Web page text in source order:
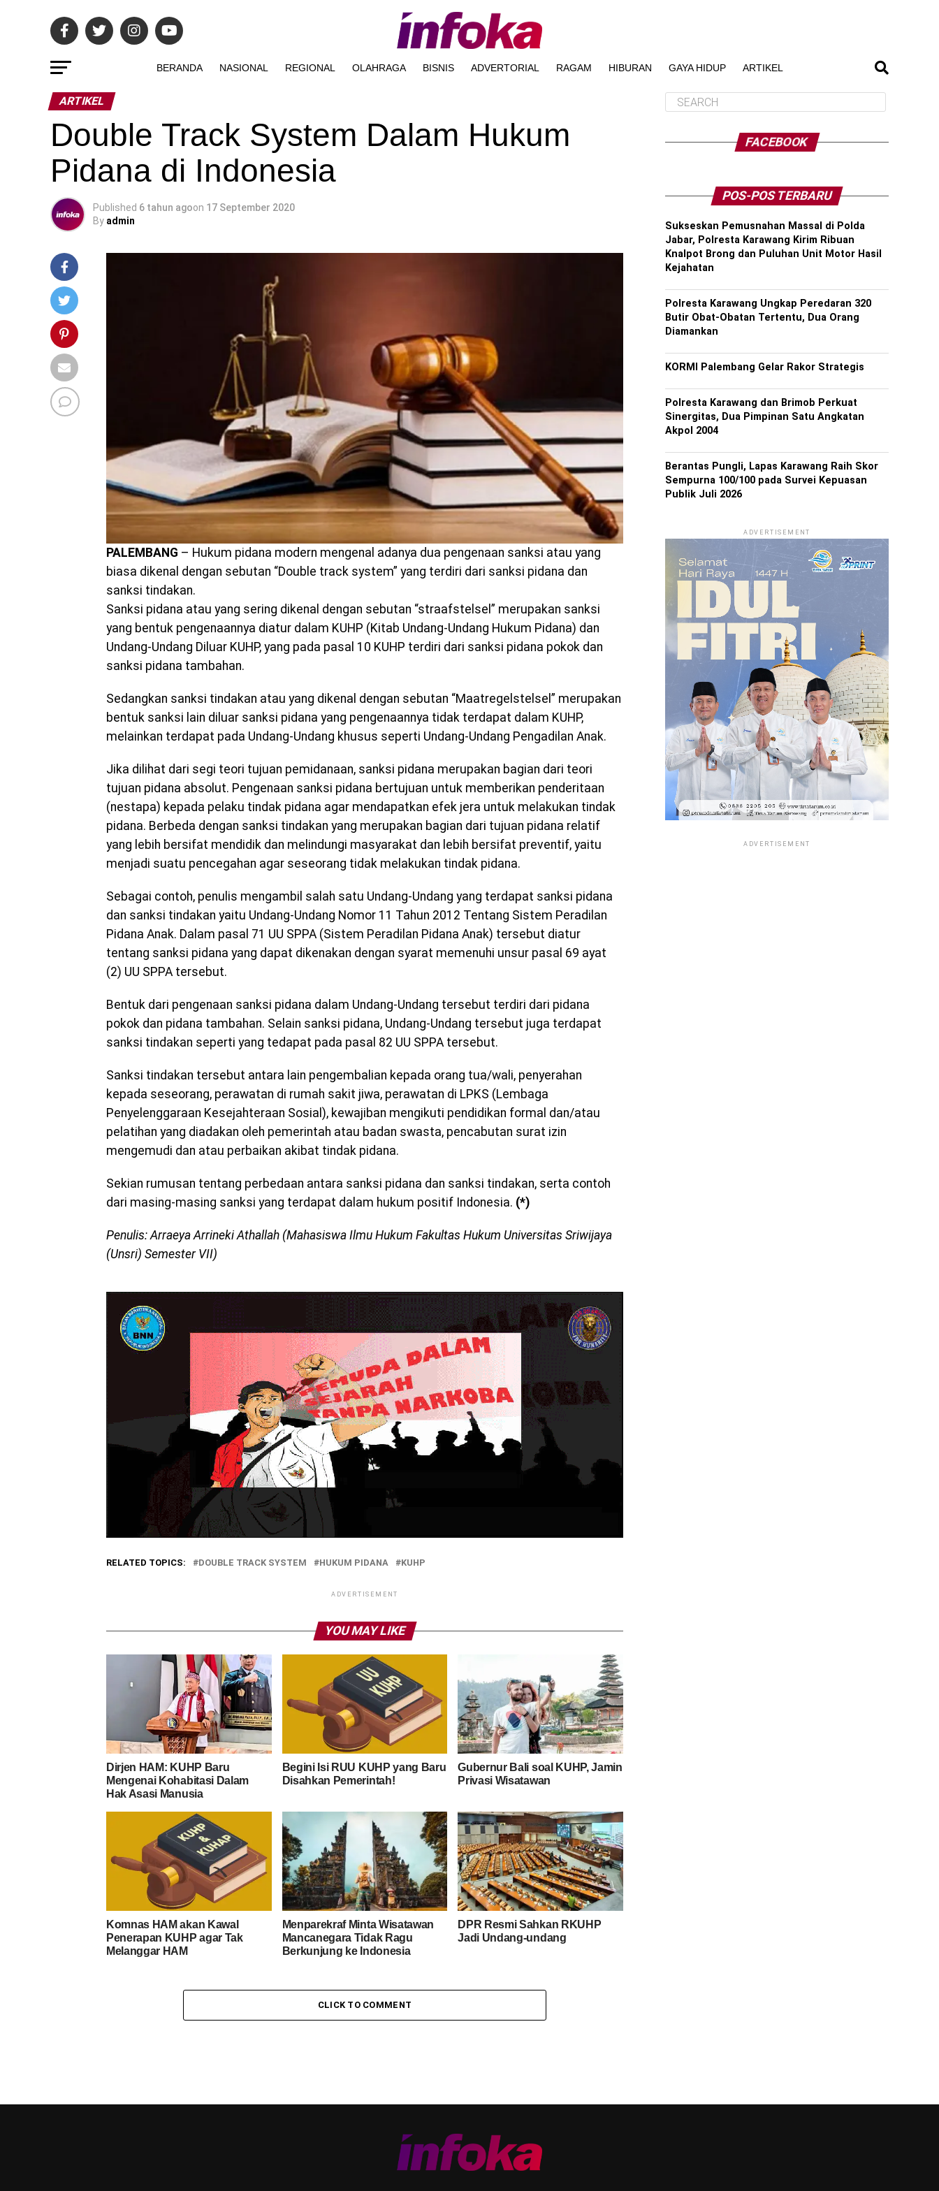
BERANDA NASIONAL REGIONAL OLAHRAGA BISNIS ADVERTORIAL RAGAM HIBURAN GAYA HIDUP ARTIKEL
ARTIKEL
Double Track System Dalam Hukum
Pidana di Indonesia
Published 6 tahun agoon 17 September 2020
By admin
PALEMBANG – Hukum pidana modern mengenal adanya dua pengenaan sanksi atau yang
biasa dikenal dengan sebutan “Double track system” yang terdiri dari sanksi pidana dan
sanksi tindakan.
Sanksi pidana atau yang sering dikenal dengan sebutan “straafstelsel” merupakan sanksi
yang bentuk pengenaannya diatur dalam KUHP (Kitab Undang-Undang Hukum Pidana) dan
Undang-Undang Diluar KUHP, yang pada pasal 10 KUHP terdiri dari sanksi pidana pokok dan
sanksi pidana tambahan.
Sedangkan sanksi tindakan atau yang dikenal dengan sebutan “Maatregelstelsel” merupakan
bentuk sanksi lain diluar sanksi pidana yang pengenaannya tidak terdapat dalam KUHP,
melainkan terdapat pada Undang-Undang khusus seperti Undang-Undang Pengadilan Anak.
Jika dilihat dari segi teori tujuan pemidanaan, sanksi pidana merupakan bagian dari teori
tujuan pidana absolut. Pengenaan sanksi pidana bertujuan untuk memberikan penderitaan
(nestapa) kepada pelaku tindak pidana agar mendapatkan efek jera untuk melakukan tindak
pidana. Berbeda dengan sanksi tindakan yang merupakan bagian dari tujuan pidana relatif
yang lebih bersifat mendidik dan melindungi masyarakat dan lebih bersifat preventif, yaitu
menjadi suatu pencegahan agar seseorang tidak melakukan tindak pidana.
Sebagai contoh, penulis mengambil salah satu Undang-Undang yang terdapat sanksi pidana
dan sanksi tindakan yaitu Undang-Undang Nomor 11 Tahun 2012 Tentang Sistem Peradilan
Pidana Anak. Dalam pasal 71 UU SPPA (Sistem Peradilan Pidana Anak) tersebut diatur
tentang sanksi pidana yang dapat dikenakan dengan syarat memenuhi unsur pasal 69 ayat
(2) UU SPPA tersebut.
Bentuk dari pengenaan sanksi pidana dalam Undang-Undang tersebut terdiri dari pidana
pokok dan pidana tambahan. Selain sanksi pidana, Undang-Undang tersebut juga terdapat
sanksi tindakan seperti yang tedapat pada pasal 82 UU SPPA tersebut.
Sanksi tindakan tersebut antara lain pengembalian kepada orang tua/wali, penyerahan
kepada seseorang, perawatan di rumah sakit jiwa, perawatan di LPKS (Lembaga
Penyelenggaraan Kesejahteraan Sosial), kewajiban mengikuti pendidikan formal dan/atau
pelatihan yang diadakan oleh pemerintah atau badan swasta, pencabutan surat izin
mengemudi dan atau perbaikan akibat tindak pidana.
Sekian rumusan tentang perbedaan antara sanksi pidana dan sanksi tindakan, serta contoh
dari masing-masing sanksi yang terdapat dalam hukum positif Indonesia. (*)
Penulis: Arraeya Arrineki Athallah (Mahasiswa Ilmu Hukum Fakultas Hukum Universitas Sriwijaya
(Unsri) Semester VII)
RELATED TOPICS: DOUBLE TRACK SYSTEM HUKUM PIDANA KUHP
ADVERTISEMENT
YOU MAY LIKE
Dirjen HAM: KUHP Baru
Mengenai Kohabitasi Dalam
Hak Asasi Manusia
Begini Isi RUU KUHP yang Baru
Disahkan Pemerintah!
Gubernur Bali soal KUHP, Jamin
Privasi Wisatawan
Komnas HAM akan Kawal
Penerapan KUHP agar Tak
Melanggar HAM
Menparekraf Minta Wisatawan
Mancanegara Tidak Ragu
Berkunjung ke Indonesia
DPR Resmi Sahkan RKUHP
Jadi Undang-undang
CLICK TO COMMENT
FACEBOOK
POS-POS TERBARU
Sukseskan Pemusnahan Massal di Polda
Jabar, Polresta Karawang Kirim Ribuan
Knalpot Brong dan Puluhan Unit Motor Hasil
Kejahatan
Polresta Karawang Ungkap Peredaran 320
Butir Obat-Obatan Tertentu, Dua Orang
Diamankan
KORMI Palembang Gelar Rakor Strategis
Polresta Karawang dan Brimob Perkuat
Sinergitas, Dua Pimpinan Satu Angkatan
Akpol 2004
Berantas Pungli, Lapas Karawang Raih Skor
Sempurna 100/100 pada Survei Kepuasan
Publik Juli 2026
ADVERTISEMENT
ADVERTISEMENT